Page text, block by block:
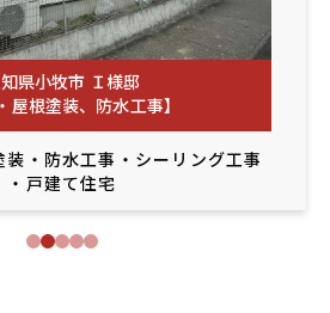
県小牧市 Ｉ様邸
屋根塗装、防水工事】
装 ・ 防水工事 ・ シーリング工事
・ 戸建て住宅